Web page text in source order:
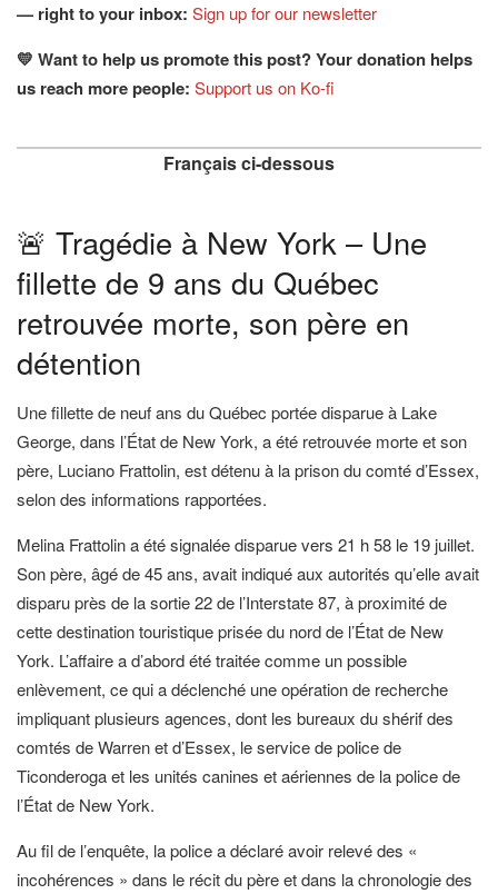
— right to your inbox: Sign up for our newsletter
💛 Want to help us promote this post? Your donation helps
us reach more people: Support us on Ko-fi
Français ci-dessous
🚨 Tragédie à New York – Une
fillette de 9 ans du Québec
retrouvée morte, son père en
détention
Une fillette de neuf ans du Québec portée disparue à Lake
George, dans l’État de New York, a été retrouvée morte et son
père, Luciano Frattolin, est détenu à la prison du comté d’Essex,
selon des informations rapportées.
Melina Frattolin a été signalée disparue vers 21 h 58 le 19 juillet.
Son père, âgé de 45 ans, avait indiqué aux autorités qu’elle avait
disparu près de la sortie 22 de l’Interstate 87, à proximité de
cette destination touristique prisée du nord de l’État de New
York. L’affaire a d’abord été traitée comme un possible
enlèvement, ce qui a déclenché une opération de recherche
impliquant plusieurs agences, dont les bureaux du shérif des
comtés de Warren et d’Essex, le service de police de
Ticonderoga et les unités canines et aériennes de la police de
l’État de New York.
Au fil de l’enquête, la police a déclaré avoir relevé des «
incohérences » dans le récit du père et dans la chronologie des